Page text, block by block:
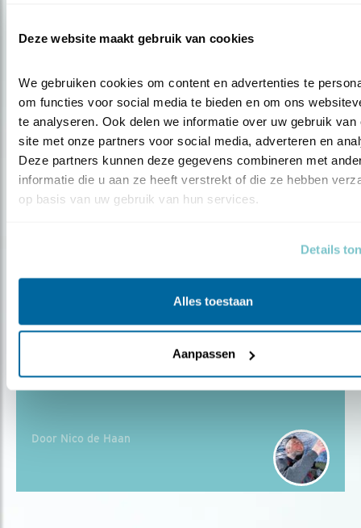
Deze website maakt gebruik van cookies
We gebruiken cookies om content en advertenties te
om functies voor social media te bieden en om ons
te analyseren. Ook delen we informatie over uw gebruik van
site met onze partners voor social media, adverteren en
Deze partners kunnen deze gegevens combineren met
informatie die u aan ze heeft verstrekt of die ze hebben
op basis van uw gebruik van hun services.
Details
Alles toestaan
Aanpassen
VOGELS? BEKIJK HET MAAR!
Door Nico de Haan